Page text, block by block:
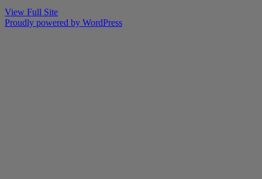
View Full Site
Proudly powered by WordPress